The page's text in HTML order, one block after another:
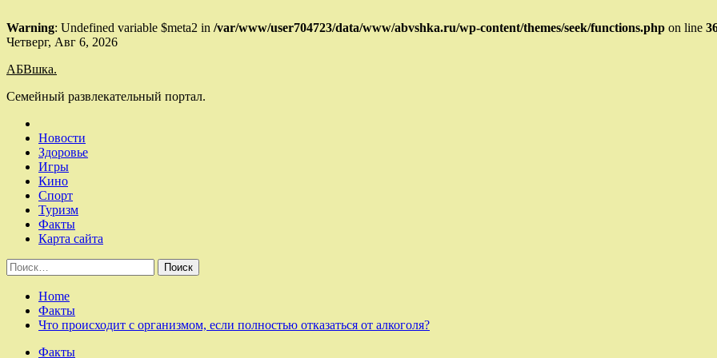
Warning: Undefined variable $meta2 in /var/www/user704723/data/www/abvshka.ru/wp-content/themes/seek/functions.php on line
Skip
content
Четверг, Авг 6, 2026
АБВшка.
Семейный развлекательный портал.
Новости
Здоровье
Игры
Кино
Спорт
Туризм
Факты
Карта сайта
Найти:
Home
Факты
Что происходит с организмом, если полностью отказаться от алкоголя?
Факты